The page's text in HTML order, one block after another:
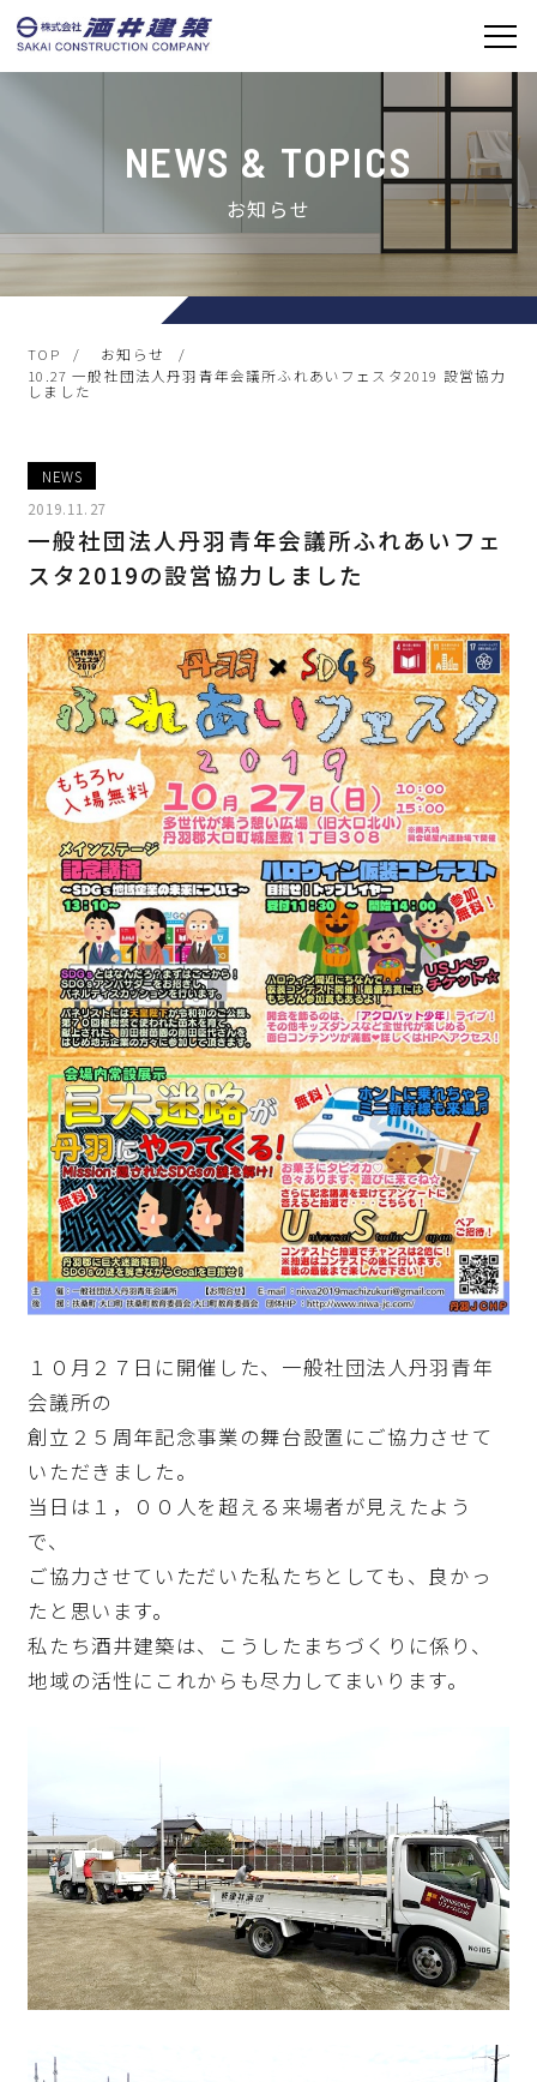
お知らせ
TOP
お知らせ
10.27 一般社団法人丹羽青年会議所ふれあいフェスタ2019 設営協力
しました
NEWS
2019.11.27
一般社団法人丹羽青年会議所ふれあいフェ
スタ2019の設営協力しました
１０月２７日に開催した、一般社団法人丹羽青年
会議所の
創立２５周年記念事業の舞台設置にご協力させて
いただきました。
当日は１，００人を超える来場者が見えたよう
で、
ご協力させていただいた私たちとしても、良かっ
たと思います。
私たち酒井建築は、こうしたまちづくりに係り、
地域の活性にこれからも尽力してまいります。